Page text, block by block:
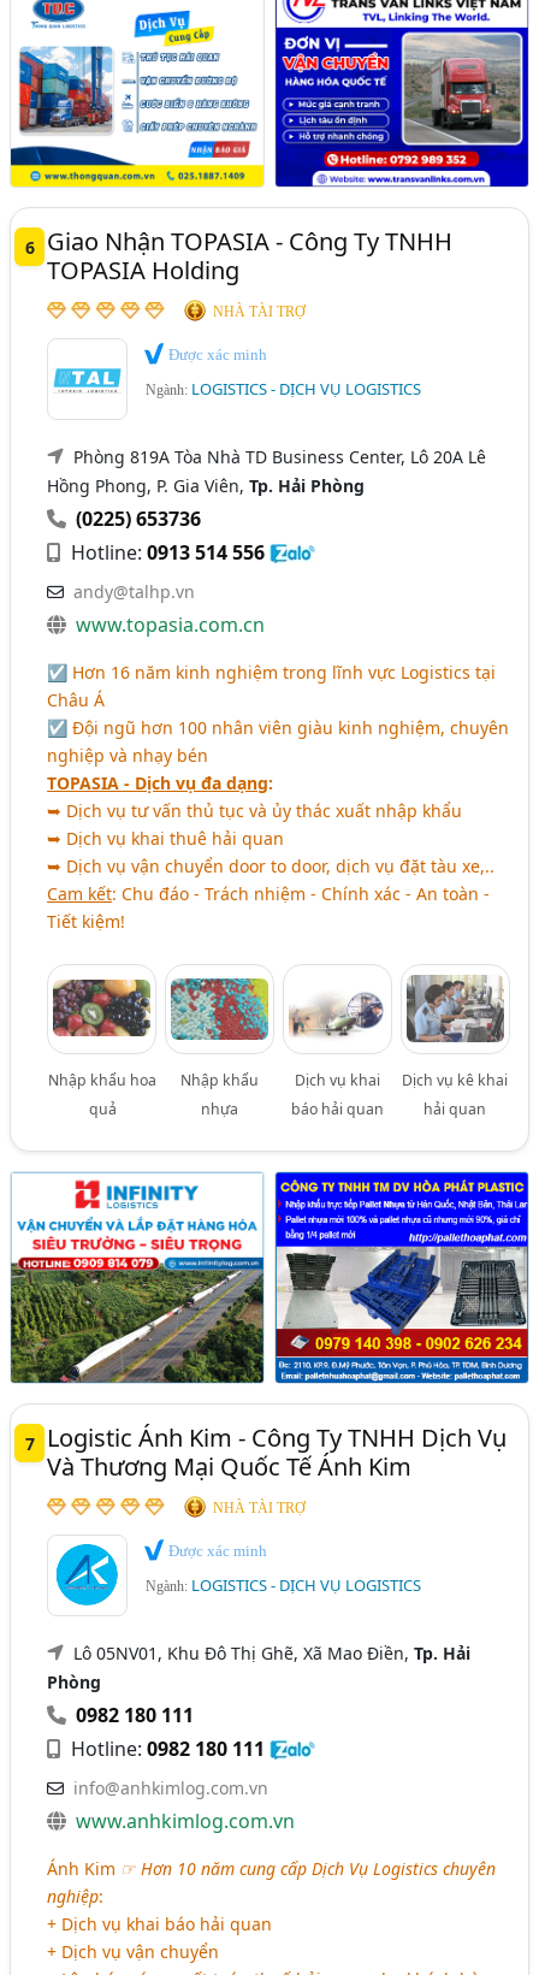
6
Giao Nhận TOPASIA - Công Ty TNHH
TOPASIA Holding
NHÀ TÀI TRỢ
Được xác minh
Ngành: LOGISTICS - DỊCH VỤ LOGISTICS
Phòng 819A Tòa Nhà TD Business Center, Lô 20A Lê
Hồng Phong, P. Gia Viên,Tp. Hải Phòng
(0225) 653736
Hotline:0913 514 556
andy@talhp.vn
www.topasia.com.cn
☑ Hơn 16 năm kinh nghiệm trong lĩnh vực Logistics tại
Châu Á
☑ Đội ngũ hơn 100 nhân viên giàu kinh nghiệm, chuyên
nghiệp và nhạy bén
TOPASIA - Dịch vụ đa dạng:
➥ Dịch vụ tư vấn thủ tục và ủy thác xuất nhập khẩu
➥ Dịch vụ khai thuê hải quan
➥ Dịch vụ vận chuyển door to door, dịch vụ đặt tàu xe,..
Cam kết: Chu đáo - Trách nhiệm - Chính xác - An toàn -
Tiết kiệm!
Nhập khẩu hoa
quả
Nhập khẩu
nhựa
Dịch vụ khai
báo hải quan
Dịch vụ kê khai
hải quan
7
Logistic Ánh Kim - Công Ty TNHH Dịch Vụ
Và Thương Mại Quốc Tế Ánh Kim
NHÀ TÀI TRỢ
Được xác minh
Ngành: LOGISTICS - DỊCH VỤ LOGISTICS
Lô 05NV01, Khu Đô Thị Ghẽ, Xã Mao Điền,Tp. Hải
Phòng
0982 180 111
Hotline:0982 180 111
info@anhkimlog.com.vn
www.anhkimlog.com.vn
Ánh Kim ☞ Hơn 10 năm cung cấp Dịch Vụ Logistics chuyên
nghiệp:
+ Dịch vụ khai báo hải quan
+ Dịch vụ vận chuyển